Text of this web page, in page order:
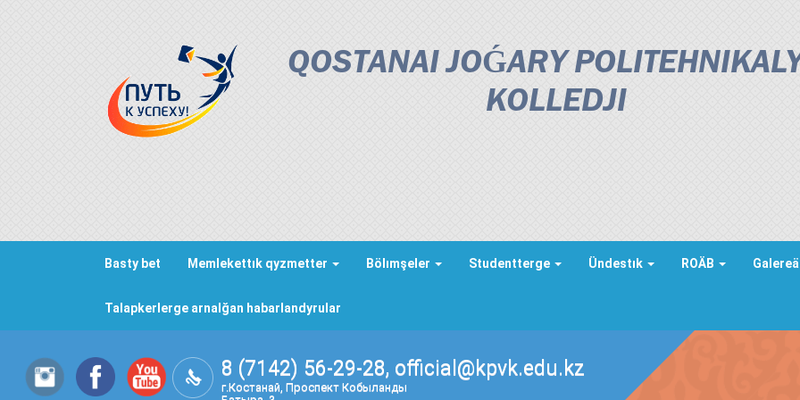
QOSTANAI JOǴARY
KOLLEDJІ
Basty bet Memlekettık qyzmetter Bölımşeler Studentterge Ündestık ROÄB Galereä
Talapkerlerge arnalğan habarlandyrular
8 (7142) 56-29-28, official@kpvk.edu.kz
г.Костанай, Проспект Кобыланды